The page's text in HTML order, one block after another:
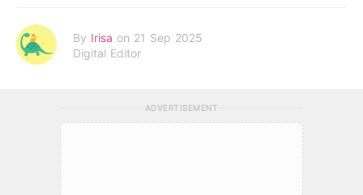
By Irisa on 21 Sep 2025
Digital Editor
ADVERTISEMENT